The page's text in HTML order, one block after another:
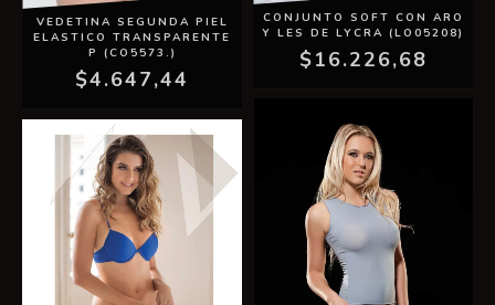
VEDETINA SEGUNDA PIEL
ELASTICO TRANSPARENTE
P (CO5573.)
$4.647,44
CONJUNTO SOFT CON ARO
Y LES DE LYCRA (LO05208)
$16.226,68